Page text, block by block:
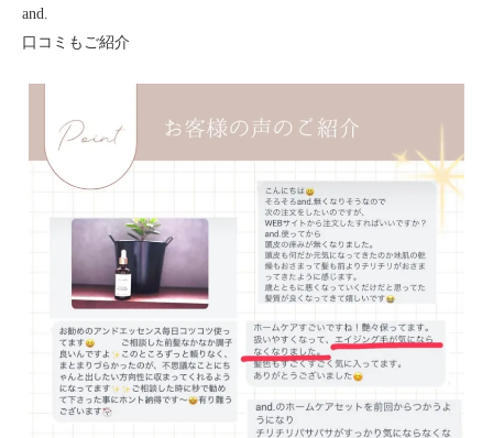
and.
口コミもご紹介